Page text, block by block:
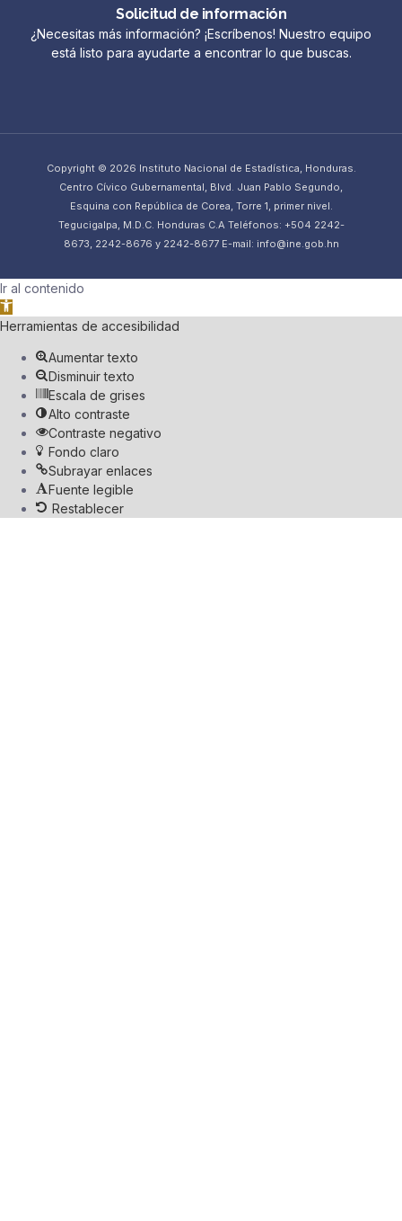
Solicitud de información
¿Necesitas más información? ¡Escríbenos! Nuestro equipo
está listo para ayudarte a encontrar lo que buscas.
Copyright © 2026 Instituto Nacional de Estadística, Honduras.
Centro Cívico Gubernamental, Blvd. Juan Pablo Segundo,
Esquina con República de Corea, Torre 1, primer nivel.
Tegucigalpa, M.D.C. Honduras C.A Teléfonos: +504 2242-
8673, 2242-8676 y 2242-8677 E-mail: info@ine.gob.hn
Ir al contenido
Abrir barra de herramientas
Herramientas de accesibilidad
Aumentar texto
Disminuir texto
Escala de grises
Alto contraste
Contraste negativo
Fondo claro
Subrayar enlaces
Fuente legible
Restablecer